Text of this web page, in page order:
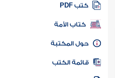
كتب PDF
كتاب الأمة
المكتبة